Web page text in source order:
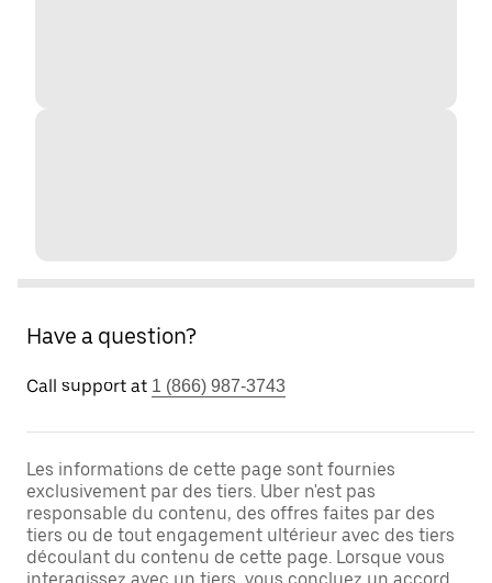
Have a question?
Call support at 1 (866) 987-3743
Les informations de cette page sont fournies
exclusivement par des tiers. Uber n'est pas
responsable du contenu, des offres faites par des
tiers ou de tout engagement ultérieur avec des tiers
découlant du contenu de cette page. Lorsque vous